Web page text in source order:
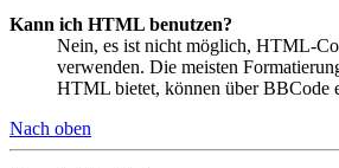
Kann ich HTML benutzen?
Nein, es ist nicht möglich, HTML-
verwenden. Die meisten
HTML bietet, können über BBCode
Nach oben